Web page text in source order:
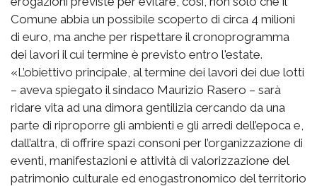
Comune abbia un possibile scoperto di circa 4 milioni
di euro, ma anche per rispettare il cronoprogramma
dei lavori il cui termine è previsto entro l'estate.
«L’obiettivo principale, al termine dei lavori dei due lotti
– aveva spiegato il sindaco Maurizio Rasero – sarà
ridare vita ad una dimora gentilizia cercando da una
parte di riproporre gli ambienti e gli arredi dell’epoca e,
dall’altra, di offrire spazi consoni per l’organizzazione di
eventi, manifestazioni e attività di valorizzazione del
patrimonio culturale ed enogastronomico del territorio